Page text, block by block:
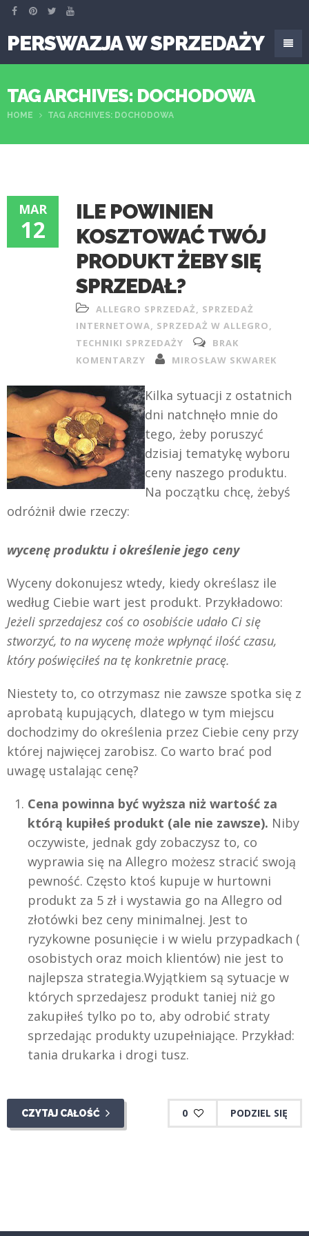
PERSWAZJA W SPRZEDAŻY
TAG ARCHIVES: DOCHODOWA
HOME TAG ARCHIVES: DOCHODOWA
MAR
12
ILE POWINIEN
KOSZTOWAĆ TWÓJ
PRODUKT ŻEBY SIĘ
SPRZEDAŁ?
ALLEGRO SPRZEDAŻ, SPRZEDAŻ
INTERNETOWA, SPRZEDAŻ W ALLEGRO,
TECHNIKI SPRZEDAŻY
BRAK
KOMENTARZY
MIROSŁAW SKWAREK
Kilka sytuacji z ostatnich
dni natchnęło mnie do
tego, żeby poruszyć
dzisiaj tematykę wyboru
ceny naszego produktu.
Na początku chcę, żebyś
odróżnił dwie rzeczy:
wycenę produktu i określenie jego ceny
Wyceny dokonujesz wtedy, kiedy określasz ile
według Ciebie wart jest produkt. Przykładowo:
Jeżeli sprzedajesz coś co osobiście udało Ci się
stworzyć, to na wycenę może wpłynąć ilość czasu,
który poświęciłeś na tę konkretnie pracę.
Niestety to, co otrzymasz nie zawsze spotka się z
aprobatą kupujących, dlatego w tym miejscu
dochodzimy do określenia przez Ciebie ceny przy
której najwięcej zarobisz. Co warto brać pod
uwagę ustalając cenę?
Cena powinna być wyższa niż wartość za
którą kupiłeś produkt (ale nie zawsze). Niby
oczywiste, jednak gdy zobaczysz to, co
wyprawia się na Allegro możesz stracić swoją
pewność. Często ktoś kupuje w hurtowni
produkt za 5 zł i wystawia go na Allegro od
złotówki bez ceny minimalnej. Jest to
ryzykowne posunięcie i w wielu przypadkach (
osobistych oraz moich klientów) nie jest to
najlepsza strategia.Wyjątkiem są sytuacje w
których sprzedajesz produkt taniej niż go
zakupiłeś tylko po to, aby odrobić straty
sprzedając produkty uzupełniające. Przykład:
tania drukarka i drogi tusz.
CZYTAJ CAŁOŚĆ 0 PODZIEL SIĘ